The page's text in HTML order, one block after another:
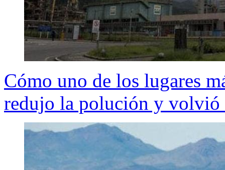
Cómo uno de los lugares
redujo la polución y volvió